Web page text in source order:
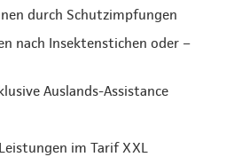
durch Schutzimpfungen
nach Insektenstichen oder –
Auslands-Assistance
im Tarif XXL